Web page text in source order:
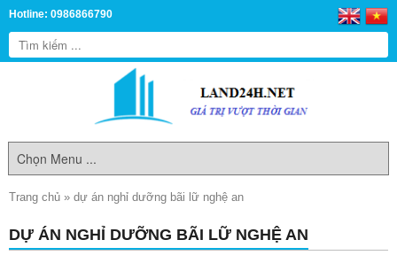
Hotline: 0986866790
Trang chủ » dự án nghỉ dưỡng bãi lữ nghệ an
DỰ ÁN NGHỈ DƯỠNG BÃI LỮ NGHỆ AN